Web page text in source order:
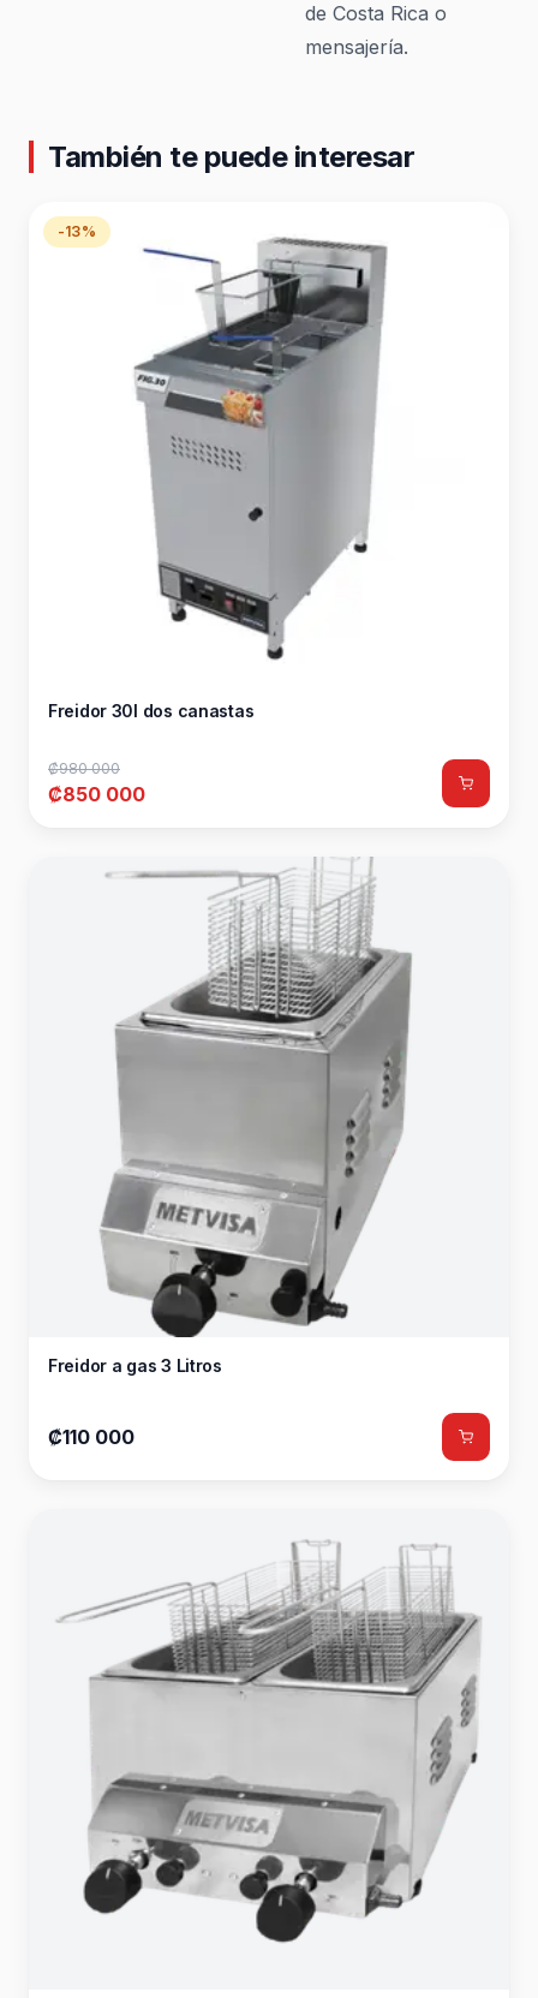
de Costa Rica o
mensajería.
También te puede interesar
-13%
Freidor 30l dos canastas
₡980 000
₡850 000
Freidor a gas 3 Litros
₡110 000